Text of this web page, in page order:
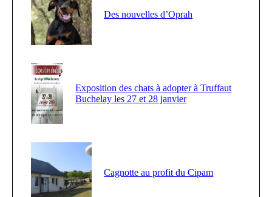
Des nouvelles d’Oprah
Exposition des chats à adopter à Truffaut
Buchelay les 27 et 28 janvier
Cagnotte au profit du Cipam